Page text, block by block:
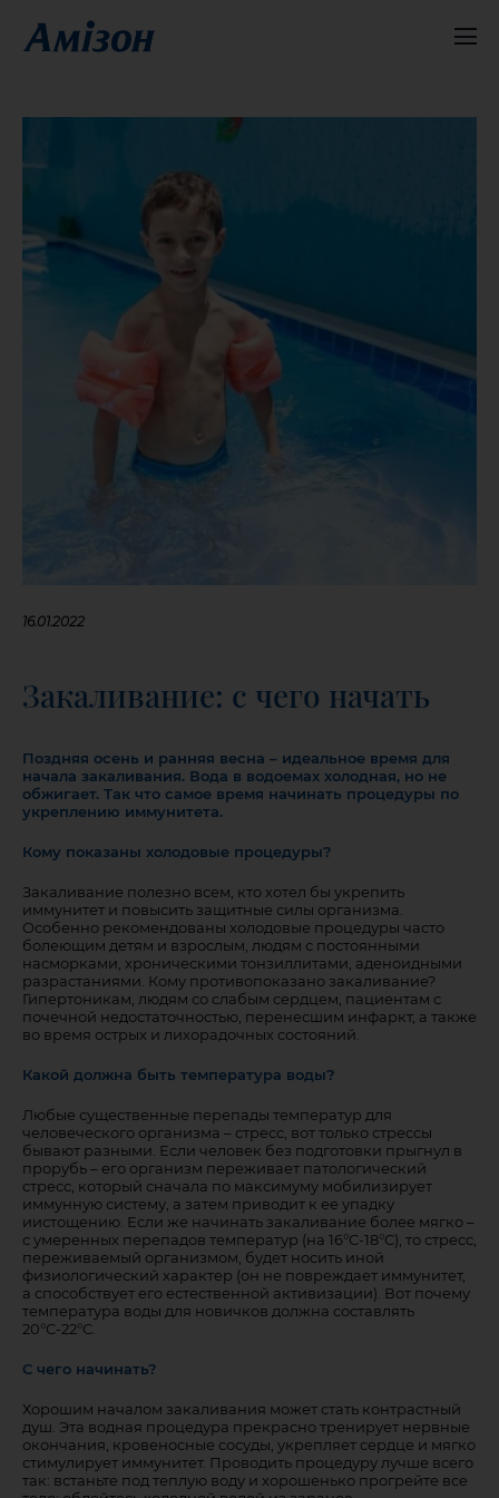
16.01.2022
Закаливание: с чего начать
Поздняя осень и ранняя весна – идеальное время для
начала закаливания. Вода в водоемах холодная, но не
обжигает. Так что самое время начинать процедуры по
укреплению иммунитета.
Кому показаны холодовые процедуры?
Закаливание полезно всем, кто хотел бы укрепить
иммунитет и повысить защитные силы организма.
Особенно рекомендованы холодовые процедуры часто
болеющим детям и взрослым, людям с постоянными
насморками, хроническими тонзиллитами, аденоидными
разрастаниями. Кому противопоказано закаливание?
Гипертоникам, людям со слабым сердцем, пациентам с
почечной недостаточностью, перенесшим инфаркт, а также
во время острых и лихорадочных состояний.
Какой должна быть температура воды?
Любые существенные перепады температур для
человеческого организма – стресс, вот только стрессы
бывают разными. Если человек без подготовки прыгнул в
прорубь – его организм переживает патологический
стресс, который сначала по максимуму мобилизирует
иммунную систему, а затем приводит к ее упадку
иистощению. Если же начинать закаливание более мягко –
с умеренных перепадов температур (на 16°С-18°С), то стресс,
переживаемый организмом, будет носить иной
физиологический характер (он не повреждает иммунитет,
а способствует его естественной активизации). Вот почему
температура воды для новичков должна составлять
20°С-22°С.
С чего начинать?
Хорошим началом закаливания может стать контрастный
душ. Эта водная процедура прекрасно тренирует нервные
окончания, кровеносные сосуды, укрепляет сердце и мягко
стимулирует иммунитет. Проводить процедуру лучше всего
так: встаньте под теплую воду и хорошенько прогрейте все